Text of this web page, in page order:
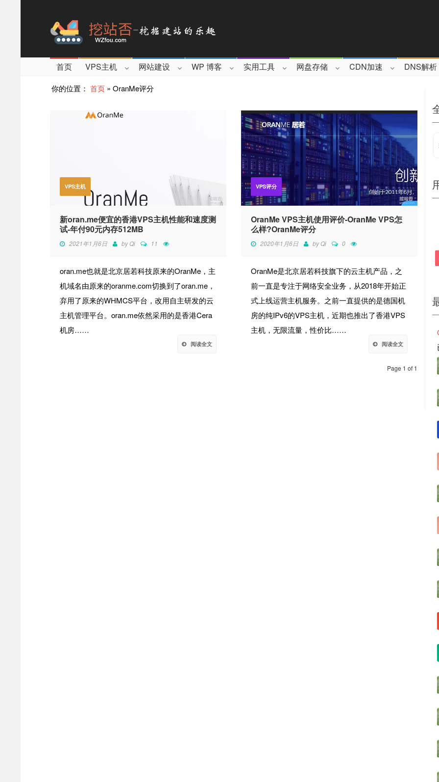
首页 VPS主机 网站建设 WP 博客 实用工具 网盘存储 CDN加速 DNS解析
你的位置： 首页 » OranMe评分
VPS主机
新oran.me便宜的香港VPS主机性能和速度测
试-年付90元内存512MB
2021年1月6日 byQi 11
oran.me也就是北京居若科技原来的OranMe，主
机域名由原来的oranme.com切换到了oran.me，
弃用了原来的WHMCS平台，改用自主研发的云
主机管理平台。oran.me依然采用的是香港Cera
机房……
阅读全文
VPS评分
OranMe VPS主机使用评价-OranMe VPS怎
么样?OranMe评分
2020年1月6日 byQi 0
OranMe是北京居若科技旗下的云主机产品，之
前一直是专注于网络安全业务，从2018年开始正
式上线运营主机服务。之前一直提供的是德国机
房的纯IPv6的VPS主机，近期也推出了香港VPS
主机，无限流量，性价比……
阅读全文
Page 1 of 1